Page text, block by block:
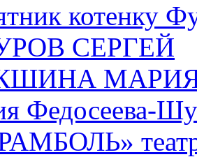
котенку
СЕРГЕЙ
Федосеева-